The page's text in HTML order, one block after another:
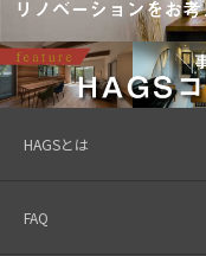
HAGSとは
FAQ